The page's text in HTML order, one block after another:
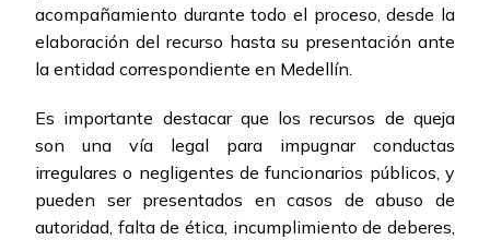
acompañamiento durante todo el proceso, desde la
elaboración del recurso hasta su presentación ante
la entidad correspondiente en Medellín.
Es importante destacar que los recursos de queja
son una vía legal para impugnar conductas
irregulares o negligentes de funcionarios públicos, y
pueden ser presentados en casos de abuso de
autoridad, falta de ética, incumplimiento de deberes,